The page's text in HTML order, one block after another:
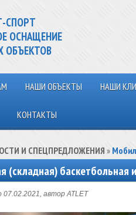
СПОРТ
ОСНАЩЕНИЕ
ОБЪЕКТОВ
НАШИ ОБЪЕКТЫ НАШИ
КОНТАКТЫ
И СПЕЦПРЕДЛОЖЕНИЯ »
(складная) баскетбольная
07.02.2021, автор ATLET